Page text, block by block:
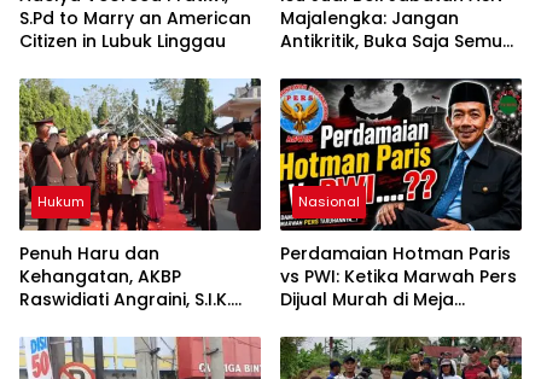
S.Pd to Marry an American
Citizen in Lubuk Linggau
Majalengka: Jangan
Antikritik, Buka Saja Semua
Jabatan kepada Publik
Oleh: Aceng Syamsul
Hadie, S.Sos., MM. Ketua
Dewan Pembina Pusat
ASWIN
Hukum
Penuh Haru dan
Kehangatan, AKBP
Raswidiati Angraini, S.I.K.
Lampung Utara
Nasional
Perdamaian Hotman Paris
vs PWI: Ketika Marwah Pers
Dijual Murah di Meja
Syamsul Hadie (ASH)”